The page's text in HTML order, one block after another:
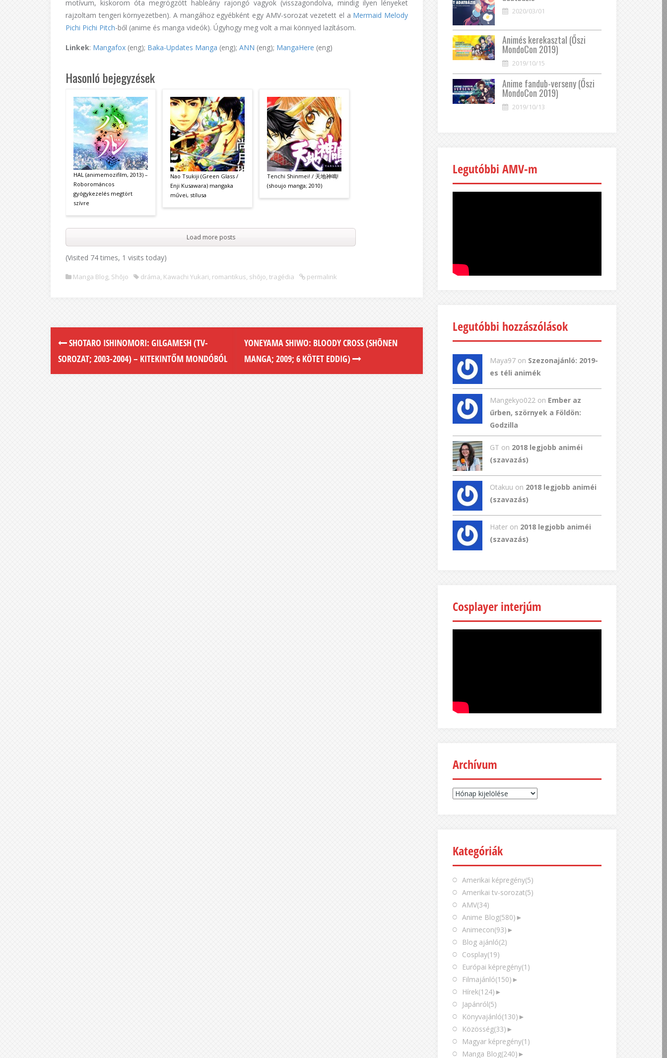
motívum, kiskorom óta megrögzött hableány rajongó vagyok (visszagondolva, mindig ilyen lényeket
rajzoltam tengeri környezetben). A mangához egyébként egy AMV-sorozat vezetett el a Mermaid Melody
Pichi Pichi Pitch-ből (anime és manga videók). Úgyhogy meg volt a mai könnyed lazításom.
Linkek: Mangafox (eng); Baka-Updates Manga (eng); ANN (eng); MangaHere (eng)
Hasonló bejegyzések
HAL (animemozifilm, 2013) –
Roborománcos
gyógykezelés megtört
szívre
Nao Tsukiji (Green Glass /
Enji Kusawara) mangaka
művei, stílusa
Tenchi Shinmei! / 天地神鳴!
(shoujo manga; 2010)
Load more posts
(Visited 74 times, 1 visits today)
Manga Blog, Shōjo dráma, Kawachi Yukari, romantikus, shōjo, tragédia permalink
SHOTARO ISHINOMORI: GILGAMESH (TV-
SOROZAT; 2003-2004) – KITEKINTŐM MONDÓBÓL
YONEYAMA SHIWO: BLOODY CROSS (SHŌNEN
MANGA; 2009; 6 KÖTET EDDIG)
2020/03/01
Animés kerekasztal (Őszi
MondoCon 2019)
2019/10/15
Anime fandub-verseny (Őszi
MondoCon 2019)
2019/10/13
Legutóbbi AMV-m
Legutóbbi hozzászólások
Maya97 on Szezonajánló: 2019-
es téli animék
Mangekyo022 on Ember az
űrben, szörnyek a Földön:
Godzilla
GT on 2018 legjobb animéi
(szavazás)
Otakuu on 2018 legjobb animéi
(szavazás)
Hater on 2018 legjobb animéi
(szavazás)
Cosplayer interjúm
Archívum
Archívum
Kategóriák
Amerikai képregény(5)
Amerikai tv-sorozat(5)
AMV(34)
Anime Blog(580) ►
Animecon(93) ►
Blog ajánló(2)
Cosplay(19)
Európai képregény(1)
Filmajánló(150) ►
Hírek(124) ►
Japánról(5)
Könyvajánló(130) ►
Közösség(33) ►
Magyar képregény(1)
Manga Blog(240) ►